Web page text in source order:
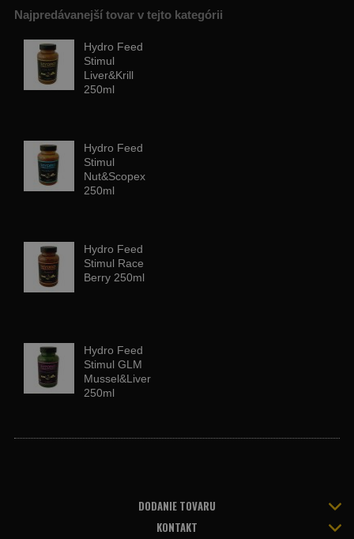
Najpredávanejší tovar v tejto kategórii
Hydro Feed
Stimul
Liver&Krill
250ml
Hydro Feed
Stimul
Nut&Scopex
250ml
Hydro Feed
Stimul Race
Berry 250ml
Hydro Feed
Stimul GLM
Mussel&Liver
250ml
DODANIE TOVARU
KONTAKT